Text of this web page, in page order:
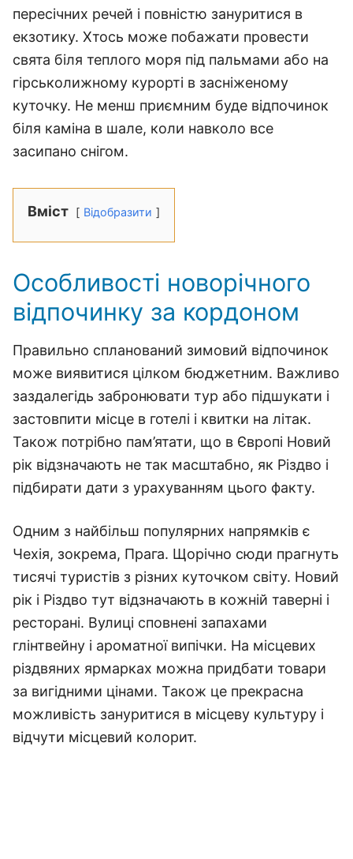
пересічних речей і повністю зануритися в
екзотику. Хтось може побажати провести
свята біля теплого моря під пальмами або на
гірськолижному курорті в засніженому
куточку. Не менш приємним буде відпочинок
біля каміна в шале, коли навколо все
засипано снігом.
Вміст Відобразити
Особливості новорічного
відпочинку за кордоном
Правильно спланований зимовий відпочинок
може виявитися цілком бюджетним. Важливо
заздалегідь забронювати тур або підшукати і
застовпити місце в готелі і квитки на літак.
Також потрібно пам’ятати, що в Європі Новий
рік відзначають не так масштабно, як Різдво і
підбирати дати з урахуванням цього факту.
Одним з найбільш популярних напрямків є
Чехія, зокрема, Прага. Щорічно сюди прагнуть
тисячі туристів з різних куточком світу. Новий
рік і Різдво тут відзначають в кожній таверні і
ресторані. Вулиці сповнені запахами
глінтвейну і ароматної випічки. На місцевих
різдвяних ярмарках можна придбати товари
за вигідними цінами. Також це прекрасна
можливість зануритися в місцеву культуру і
відчути місцевий колорит.